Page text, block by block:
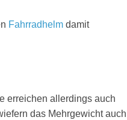
Fahrradhelm damit
erreichen allerdings auch
das Mehrgewicht auch